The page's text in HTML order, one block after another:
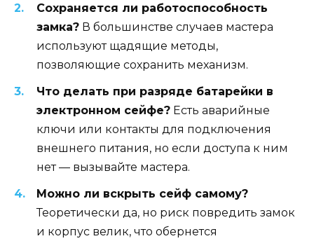
Сохраняется ли работоспособность
замка? В большинстве случаев мастера
используют щадящие методы,
позволяющие сохранить механизм.
Что делать при разряде батарейки в
электронном сейфе? Есть аварийные
ключи или контакты для подключения
внешнего питания, но если доступа к ним
нет — вызывайте мастера.
Можно ли вскрыть сейф самому?
Теоретически да, но риск повредить замок
и корпус велик, что обернется